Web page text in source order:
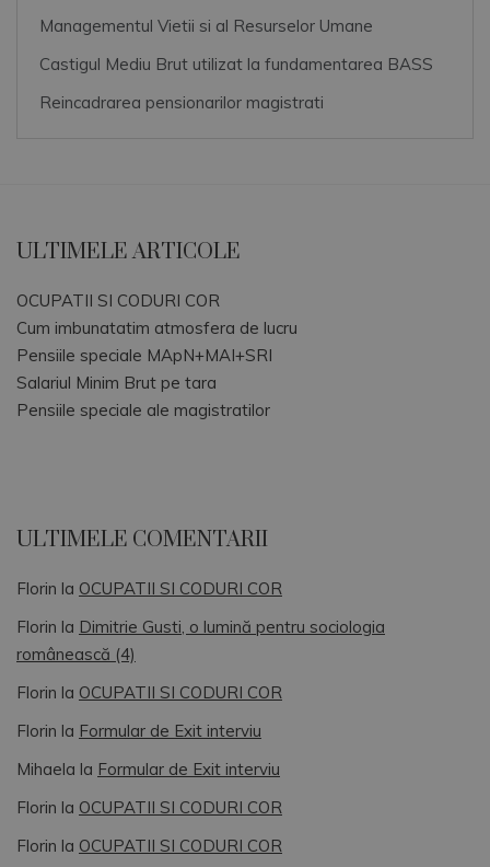
Managementul Vietii si al Resurselor Umane
Castigul Mediu Brut utilizat la fundamentarea BASS
Reincadrarea pensionarilor magistrati
ULTIMELE ARTICOLE
OCUPATII SI CODURI COR
Cum imbunatatim atmosfera de lucru
Pensiile speciale MApN+MAI+SRI
Salariul Minim Brut pe tara
Pensiile speciale ale magistratilor
ULTIMELE COMENTARII
Florin la OCUPATII SI CODURI COR
Florin la Dimitrie Gusti, o lumină pentru sociologia
românească (4)
Florin la OCUPATII SI CODURI COR
Florin la Formular de Exit interviu
Mihaela la Formular de Exit interviu
Florin la OCUPATII SI CODURI COR
Florin la OCUPATII SI CODURI COR